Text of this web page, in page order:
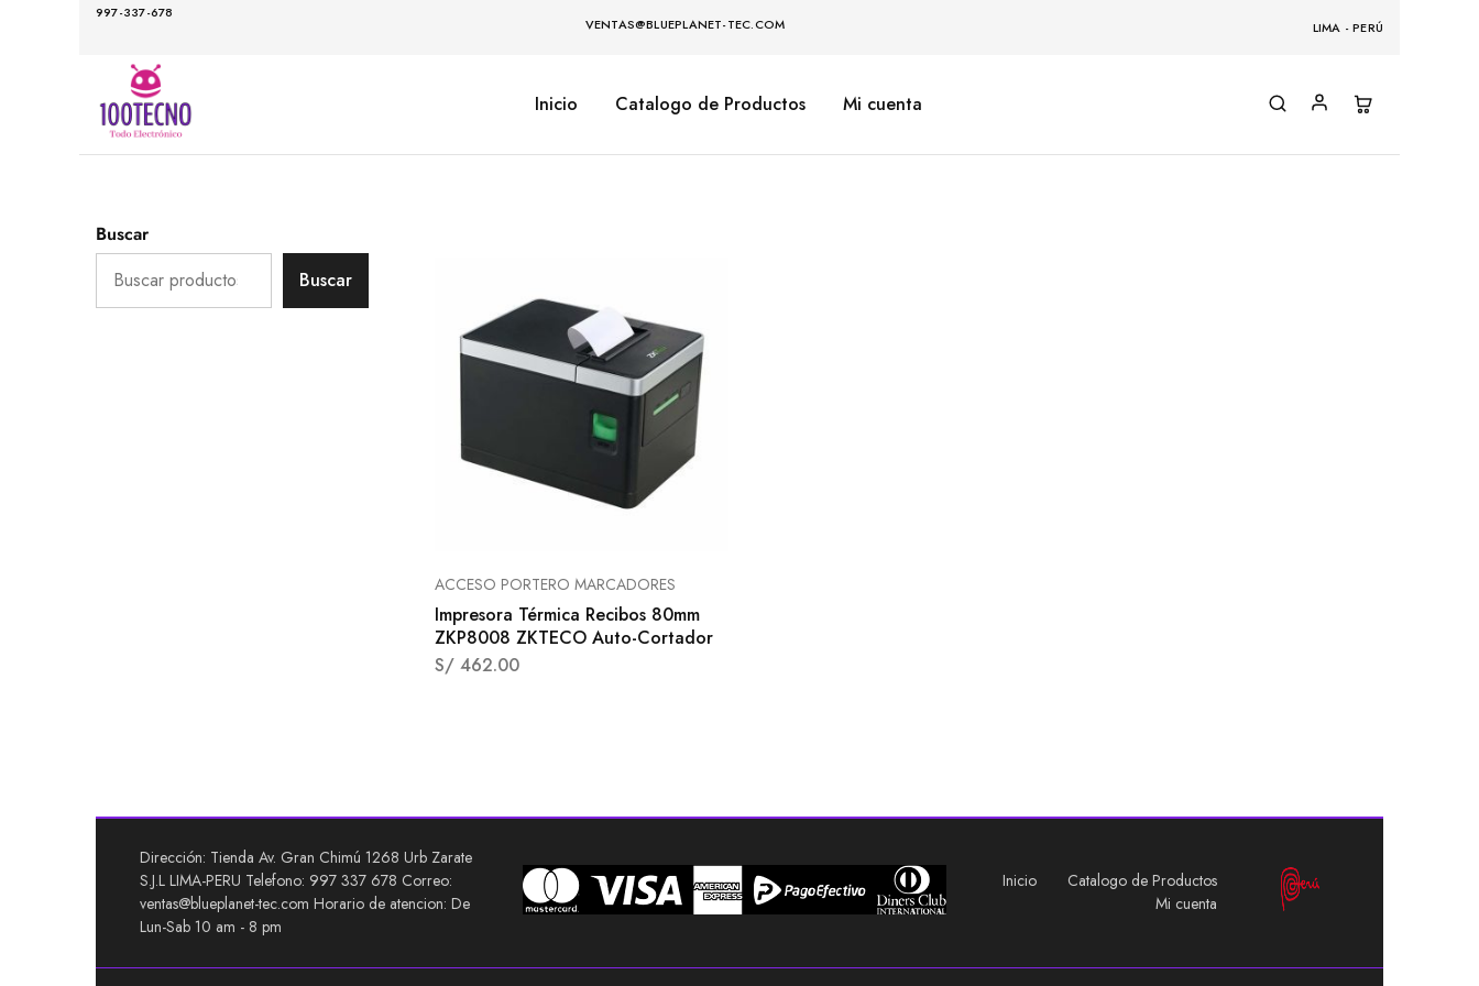
997-337-678
VENTAS@BLUEPLANET-TEC.COM LIMA - PERÚ
100TECNO
Todo
Tecnologia
Inicio Catalogo de Productos Mi cuenta
ACCESO PORTERO MARCADORES
Impresora Térmica Recibos 80mm
ZKP8008 ZKTECO Auto-Cortador
S/462.00
Buscar
Buscar
Dirección: Tienda Av. Gran Chimú 1268 Urb Zarate
S.J.L LIMA-PERU Telefono: 997 337 678 Correo:
ventas@blueplanet-tec.com Horario de atencion: De
Lun-Sab 10 am - 8 pm
Inicio
Catalogo de Productos
Mi cuenta